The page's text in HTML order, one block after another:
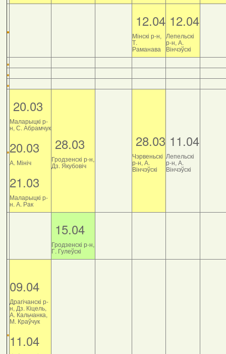
12.04
Мінскі р-н,
Т.
Раманава
12.04
Лепельскі
р-н, А.
Вінчэўскі
20.03
Маларыцкі р-
н, С. Абрамчук
20.03
А. Мініч
21.03
Маларыцкі р-
н. А. Рак
28.03
Гродзенскі р-н,
Дз. Якубовіч
28.03
Чэрвеньскі
р-н, А.
Вінчэўскі
11.04
Лепельскі
р-н, А.
Вінчэўскі
15.04
Гродзенскі р-н,
Г. Гулеўскі
09.04
Драгічанскі р-
н, Дз. Кіцель,
А. Кальчанка,
М. Краўчук
11.04